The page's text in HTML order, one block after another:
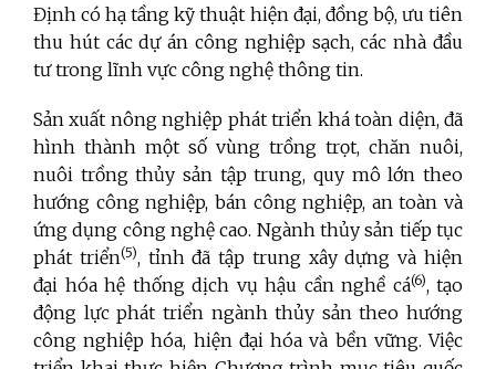
Định có hạ tầng kỹ thuật hiện đại, đồng bộ, ưu tiên
thu hút các dự án công nghiệp sạch, các nhà đầu
tư trong lĩnh vực công nghệ thông tin.
Sản xuất nông nghiệp phát triển khá toàn diện, đã
hình thành một số vùng trồng trọt, chăn nuôi,
nuôi trồng thủy sản tập trung, quy mô lớn theo
hướng công nghiệp, bán công nghiệp, an toàn và
ứng dụng công nghệ cao. Ngành thủy sản tiếp tục
phát triển(5), tỉnh đã tập trung xây dựng và hiện
đại hóa hệ thống dịch vụ hậu cần nghề cá(6), tạo
động lực phát triển ngành thủy sản theo hướng
công nghiệp hóa, hiện đại hóa và bền vững. Việc